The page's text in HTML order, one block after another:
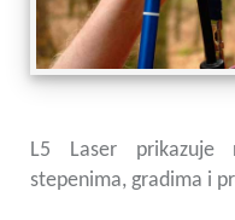
L5 Laser prikazuje
stepenima, gradima i